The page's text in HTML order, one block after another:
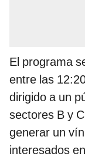
El programa
entre las
dirigido a un
sectores B y
generar un
interesados